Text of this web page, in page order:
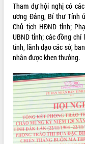
HỆ THỐNG VĂN BẢN
VĂN BẢN HĐND TỈNH
ĐIỂM TIN VĂN BẢN
QUY HOẠCH - KẾ HOẠCH
Tham dự hội nghị có
ương Đảng, Bí thư Tỉnh
Chủ tịch HĐND tỉnh;
UBND tỉnh; các đồng chí
tỉnh, lãnh đạo các sở,
nhân được khen thưởng.